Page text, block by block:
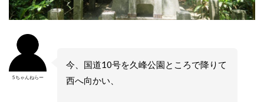
5ちゃんねらー
今、国道10号を久峰公園ところで降りて
西へ向かい、